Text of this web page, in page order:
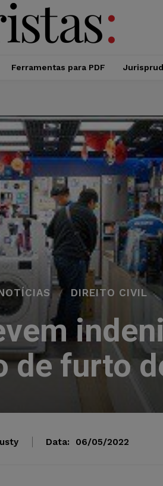
Ferramentas para PDF
DIREITO CIVIL
de furto
Data: 06/05/2022